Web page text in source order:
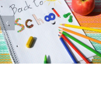
Parent Training
per genitori con
figli gifted